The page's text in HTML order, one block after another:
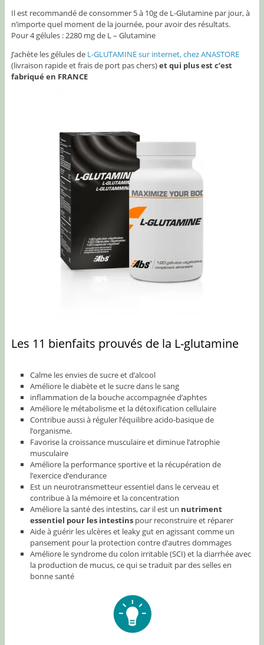
Il est recommandé de consommer 5 à 10g de L-Glutamine par jour, à
n’importe quel moment de la journée, pour avoir des résultats.
Pour 4 gélules : 2280 mg de L – Glutamine
J’achète les gélules de L-GLUTAMINE sur internet, chez ANASTORE
(livraison rapide et frais de port pas chers)et qui plus est c’est
fabriqué en FRANCE
Les 11 bienfaits prouvés de la L-glutamine
Calme les envies de sucre et d’alcool
Améliore le diabète et le sucre dans le sang
inflammation de la bouche accompagnée d’aphtes
Améliore le métabolisme et la détoxification cellulaire
Contribue aussi à réguler l’équilibre acido-basique de
l’organisme.
Favorise la croissance musculaire et diminue l’atrophie
musculaire
Améliore la performance sportive et la récupération de
l’exercice d’endurance
Est un neurotransmetteur essentiel dans le cerveau et
contribue à la mémoire et la concentration
Améliore la santé des intestins, car il est un nutriment
essentiel pour les intestins pour reconstruire et réparer
Aide à guérir les ulcères et leaky gut en agissant comme un
pansement pour la protection contre d’autres dommages
Améliore le syndrome du colon irritable (SCI) et la diarrhée avec
la production de mucus, ce qui se traduit par des selles en
bonne santé